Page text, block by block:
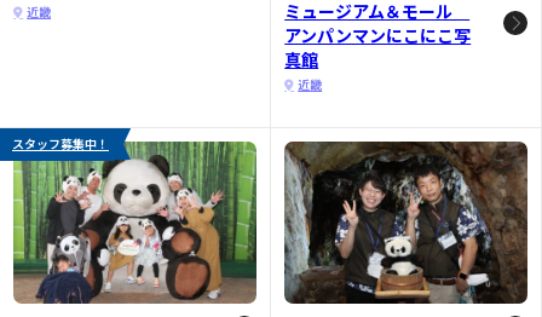
近畿
ミュージアム＆モール
アンパンマンにこにこ写
真館
近畿
スタッフ募集中！